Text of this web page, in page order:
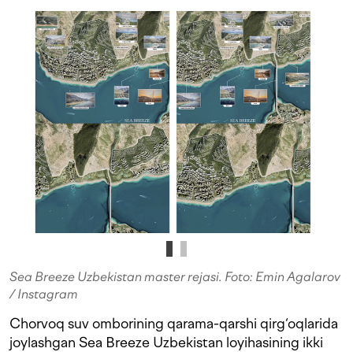
Sea Breeze Uzbekistan master rejasi. Foto: Emin Agalarov
/ Instagram
Chorvoq suv omborining qarama-qarshi qirg‘oqlarida
joylashgan Sea Breeze Uzbekistan loyihasining ikki